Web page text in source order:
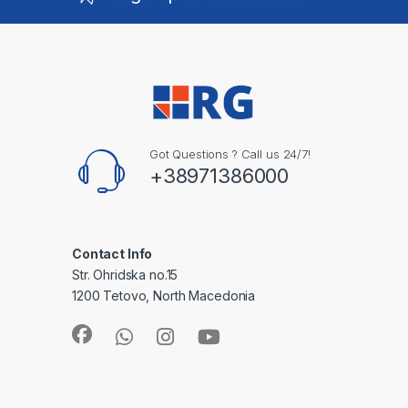
Got Questions ? Call us 24/7!
+38971386000
Contact Info
Str. Ohridska no.15
1200 Tetovo, North Macedonia